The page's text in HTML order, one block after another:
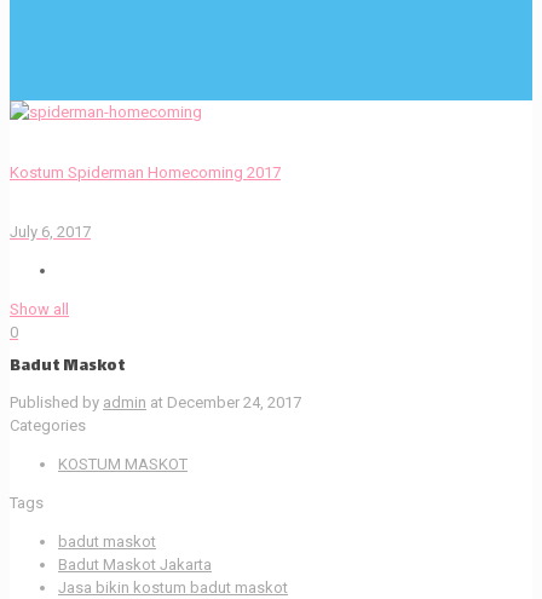
Kostum Spiderman Homecoming 2017
July 6, 2017
Show all
0
Badut Maskot
Published by admin at December 24, 2017
Categories
KOSTUM MASKOT
Tags
badut maskot
Badut Maskot Jakarta
Jasa bikin kostum badut maskot